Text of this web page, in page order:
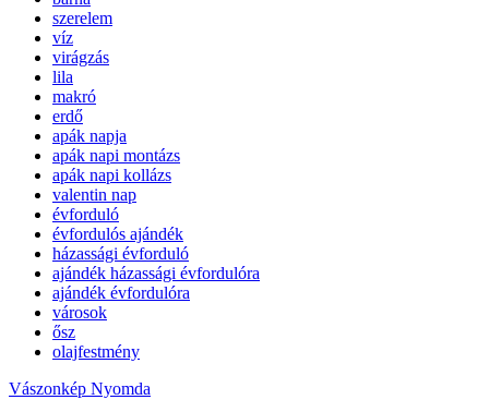
szerelem
víz
virágzás
lila
makró
erdő
apák napja
apák napi montázs
apák napi kollázs
valentin nap
évforduló
évfordulós ajándék
házassági évforduló
ajándék házassági évfordulóra
ajándék évfordulóra
városok
ősz
olajfestmény
Vászonkép Nyomda